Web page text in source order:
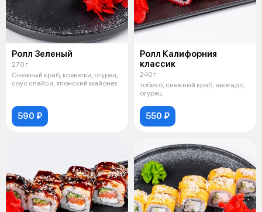
Ролл Зеленый
270 г
Снежный краб, креветки, огурец,
соус спайси, японский майонез
590 ₽
Ролл Калифорния
классик
240 г
тобико, снежный краб, авокадо,
огурец
550 ₽